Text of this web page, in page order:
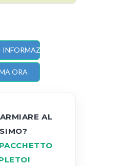
INFORMAZIONI
ORA
AL